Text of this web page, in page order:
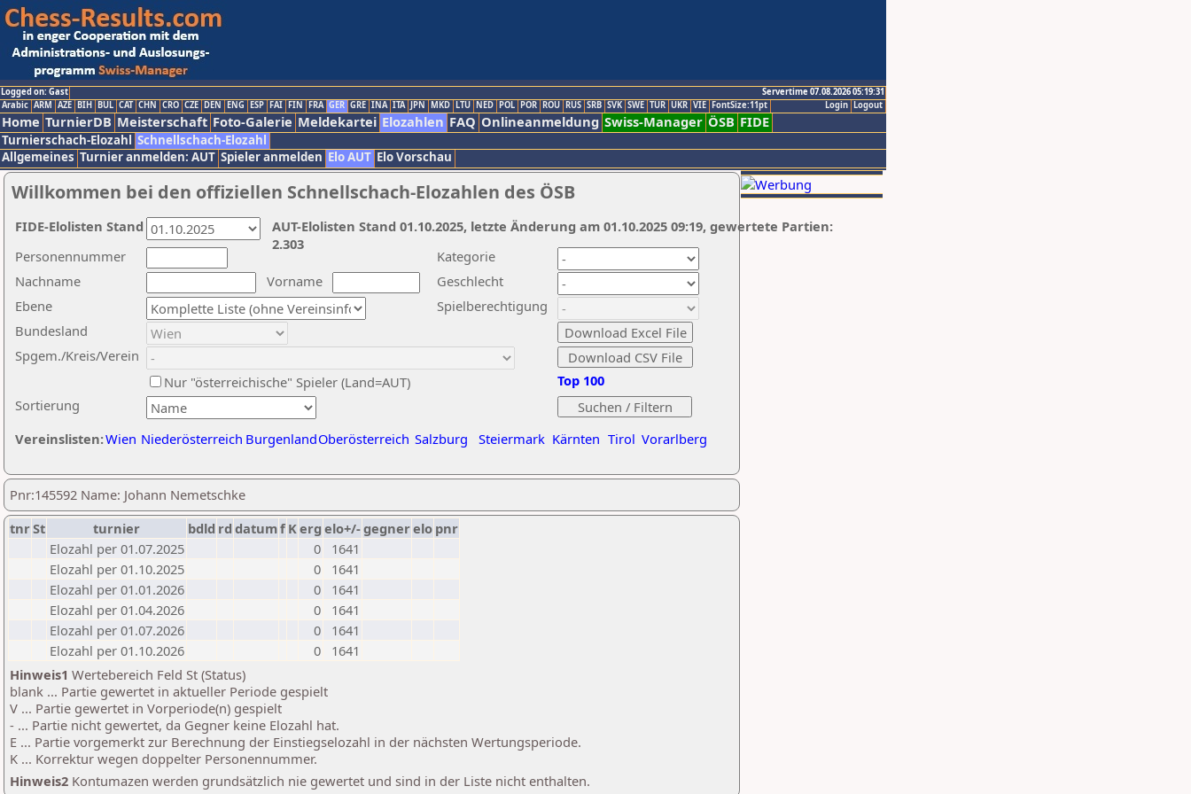
Logged on: Gast
Servertime 07.08.2026 05:19:31
Logout
Login
Arabic ARM AZE BIH BUL CAT CHN CRO CZE DEN ENG ESP FAI FIN FRA GER GRE INA ITA JPN MKD LTU NED POL POR ROU RUS SRB SVK SWE TUR UKR VIE FontSize:11pt
Home TurnierDB Meisterschaft Foto-Galerie Meldekartei Elozahlen FAQ Onlineanmeldung Swiss-Manager ÖSB FIDE
Turnierschach-Elozahl Schnellschach-Elozahl
Allgemeines Turnier anmelden: AUT Spieler anmelden Elo AUT Elo Vorschau
Willkommen bei den offiziellen Schnellschach-Elozahlen des ÖSB
Nachname
Vorname
Ebene
Kategorie
Sortierung
Personennummer
Bundesland
Spgem./Kreis/Verein
Geschlecht
Nur "österreichische" Spieler (Land=AUT)
Spielberechtigung
Vereinslisten:Wien Niederösterreich BurgenlandOberösterreich Salzburg Steiermark Kärnten Tirol Vorarlberg
Top 100
AUT-Elolisten Stand 01.10.2025, letzte Änderung am 01.10.2025 09:19, gewertete Partien:
2.303
FIDE-Elolisten Stand
Pnr:145592 Name: Johann Nemetschke
tnrSt turnier bdld rd datumf Kerg elo+/-gegnerelo pnr
Elozahl per 01.07.2025
0
1641
Elozahl per 01.10.2025
0
1641
Elozahl per 01.01.2026
0
1641
Elozahl per 01.04.2026
0
1641
Elozahl per 01.07.2026
0
1641
Elozahl per 01.10.2026
0
1641
Hinweis1 Wertebereich Feld St (Status)
blank ... Partie gewertet in aktueller Periode gespielt
V ... Partie gewertet in Vorperiode(n) gespielt
- ... Partie nicht gewertet, da Gegner keine Elozahl hat.
E ... Partie vorgemerkt zur Berechnung der Einstiegselozahl in der nächsten Wertungsperiode.
K ... Korrektur wegen doppelter Personennummer.
Hinweis2 Kontumazen werden grundsätzlich nie gewertet und sind in der Liste nicht enthalten.